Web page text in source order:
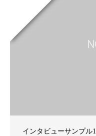
インタビューサンプル1